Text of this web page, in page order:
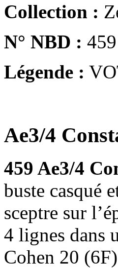
Collection :
N° NBD : 459
Légende :
Ae3/4
459 Ae3/4
buste casqué
sceptre sur
4 lignes dans
Cohen 20